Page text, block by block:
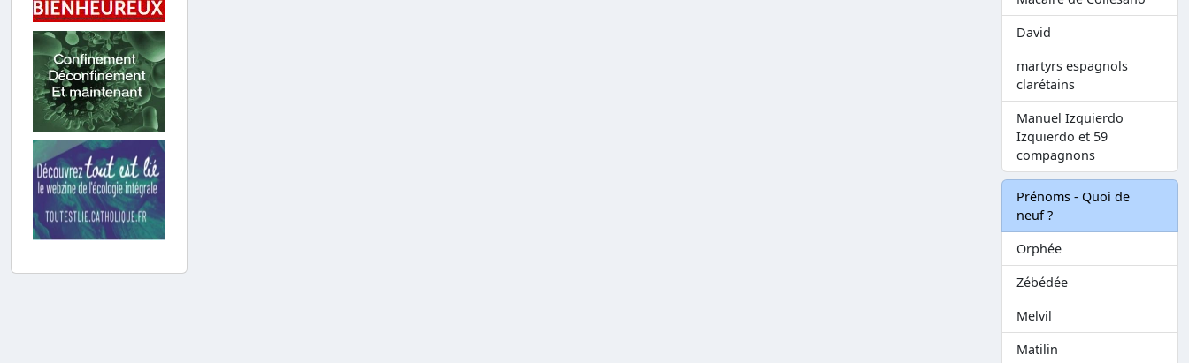
David
martyrs espagnols
clarétains
Manuel Izquierdo
Izquierdo et 59
compagnons
Prénoms - Quoi de
neuf ?
Orphée
Zébédée
Melvil
Matilin